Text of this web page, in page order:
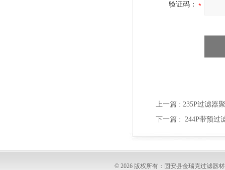
验证码：
上一篇 : 235P过滤器
下一篇 : 244P带预过
© 2026 版权所有：固安县金瑞克过滤器